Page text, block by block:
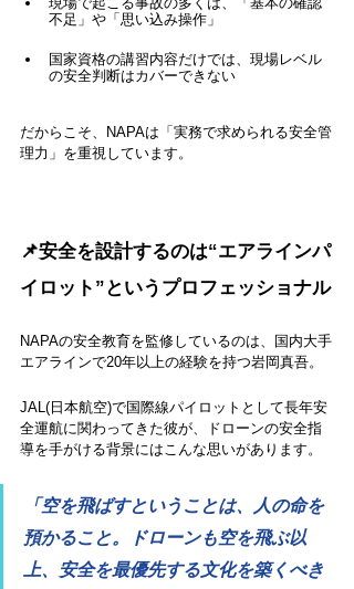
不足」や「思い込み操作」
国家資格の講習内容だけでは、現場レベル
の安全判断はカバーできない
だからこそ、NAPAは「実務で求められる安全管
理力」を重視しています。
📌安全を設計するのは“エアラインパ
イロット”というプロフェッショナル
NAPAの安全教育を監修しているのは、国内大手
エアラインで20年以上の経験を持つ岩岡真吾。
JAL(日本航空)で国際線パイロットとして長年安
全運航に関わってきた彼が、ドローンの安全指
導を手がける背景にはこんな思いがあります。
「空を飛ばすということは、人の命を
預かること。ドローンも空を飛ぶ以
上、安全を最優先する文化を築くべき